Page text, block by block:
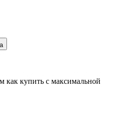
купить с максимальной